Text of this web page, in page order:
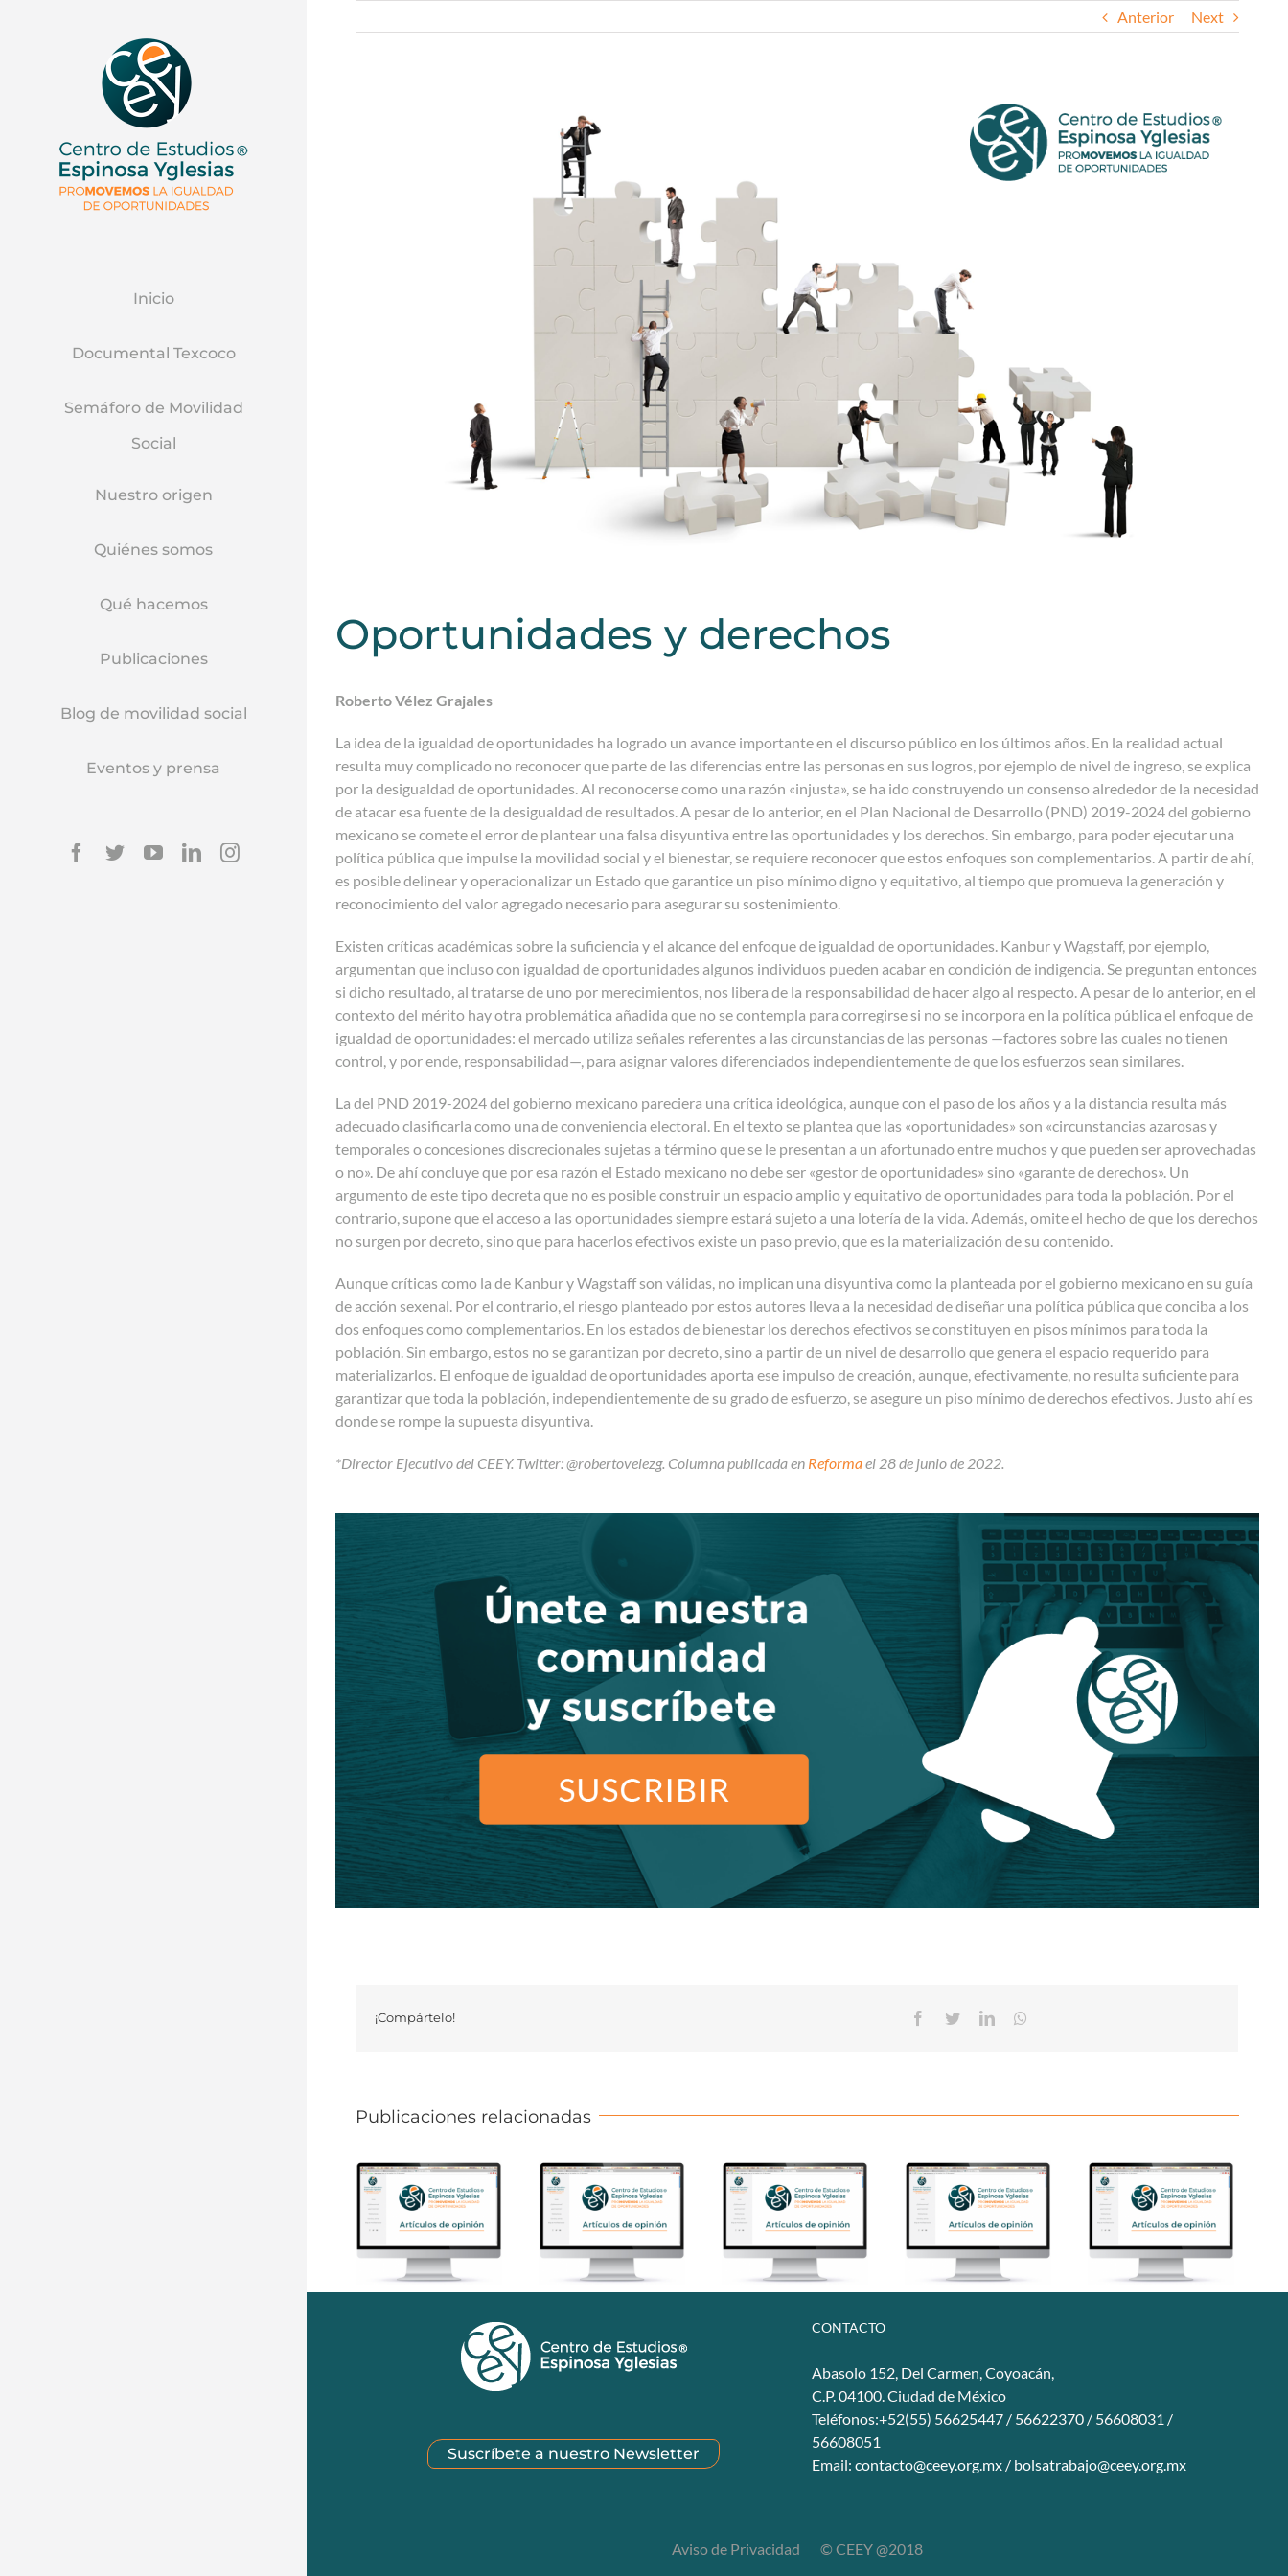
Inicio
Documental Texcoco
Semáforo de Movilidad
Social
Nuestro origen
Quiénes somos
Qué hacemos
Publicaciones
Blog de movilidad social
Eventos y prensa
Facebook
TwitterYouTubeLinkedinInstagram
Anterior Next
Oportunidades y derechos
Roberto Vélez Grajales
La idea de la igualdad de oportunidades ha logrado un avance importante en el discurso público en los últimos años. En la realidad actual
resulta muy complicado no reconocer que parte de las diferencias entre las personas en sus logros, por ejemplo de nivel de ingreso, se explica
por la desigualdad de oportunidades. Al reconocerse como una razón «injusta», se ha ido construyendo un consenso alrededor de la necesidad
de atacar esa fuente de la desigualdad de resultados. A pesar de lo anterior, en el Plan Nacional de Desarrollo (PND) 2019-2024 del gobierno
mexicano se comete el error de plantear una falsa disyuntiva entre las oportunidades y los derechos. Sin embargo, para poder ejecutar una
política pública que impulse la movilidad social y el bienestar, se requiere reconocer que estos enfoques son complementarios. A partir de ahí,
es posible delinear y operacionalizar un Estado que garantice un piso mínimo digno y equitativo, al tiempo que promueva la generación y
reconocimiento del valor agregado necesario para asegurar su sostenimiento.
Existen críticas académicas sobre la suficiencia y el alcance del enfoque de igualdad de oportunidades. Kanbur y Wagstaff, por ejemplo,
argumentan que incluso con igualdad de oportunidades algunos individuos pueden acabar en condición de indigencia. Se preguntan entonces
si dicho resultado, al tratarse de uno por merecimientos, nos libera de la responsabilidad de hacer algo al respecto. A pesar de lo anterior, en el
contexto del mérito hay otra problemática añadida que no se contempla para corregirse si no se incorpora en la política pública el enfoque de
igualdad de oportunidades: el mercado utiliza señales referentes a las circunstancias de las personas —factores sobre las cuales no tienen
control, y por ende, responsabilidad—, para asignar valores diferenciados independientemente de que los esfuerzos sean similares.
La del PND 2019-2024 del gobierno mexicano pareciera una crítica ideológica, aunque con el paso de los años y a la distancia resulta más
adecuado clasificarla como una de conveniencia electoral. En el texto se plantea que las «oportunidades» son «circunstancias azarosas y
temporales o concesiones discrecionales sujetas a término que se le presentan a un afortunado entre muchos y que pueden ser aprovechadas
o no». De ahí concluye que por esa razón el Estado mexicano no debe ser «gestor de oportunidades» sino «garante de derechos». Un
argumento de este tipo decreta que no es posible construir un espacio amplio y equitativo de oportunidades para toda la población. Por el
contrario, supone que el acceso a las oportunidades siempre estará sujeto a una lotería de la vida. Además, omite el hecho de que los derechos
no surgen por decreto, sino que para hacerlos efectivos existe un paso previo, que es la materialización de su contenido.
Aunque críticas como la de Kanbur y Wagstaff son válidas, no implican una disyuntiva como la planteada por el gobierno mexicano en su guía
de acción sexenal. Por el contrario, el riesgo planteado por estos autores lleva a la necesidad de diseñar una política pública que conciba a los
dos enfoques como complementarios. En los estados de bienestar los derechos efectivos se constituyen en pisos mínimos para toda la
población. Sin embargo, estos no se garantizan por decreto, sino a partir de un nivel de desarrollo que genera el espacio requerido para
materializarlos. El enfoque de igualdad de oportunidades aporta ese impulso de creación, aunque, efectivamente, no resulta suficiente para
garantizar que toda la población, independientemente de su grado de esfuerzo, se asegure un piso mínimo de derechos efectivos. Justo ahí es
donde se rompe la supuesta disyuntiva.
*Director Ejecutivo del CEEY. Twitter: @robertovelezg. Columna publicada en Reformael 28 de junio de 2022.
¡Compártelo! Facebook
TwitterLinkedin
Publicaciones relacionadas
Suscríbete a nuestro Newsletter
CONTACTO
Abasolo 152, Del Carmen, Coyoacán,
C.P. 04100. Ciudad de México
Teléfonos:+52(55) 56625447 / 56622370 / 56608031 /
56608051
Email: contacto@ceey.org.mx / bolsatrabajo@ceey.org.mx
Aviso de Privacidad © CEEY @2018